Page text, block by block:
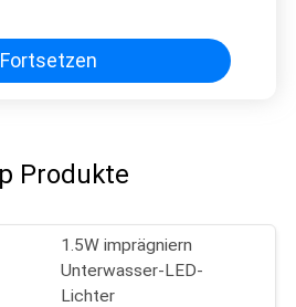
Fortsetzen
Produkte
1.5W imprägniern
Unterwasser-LED-
Lichter